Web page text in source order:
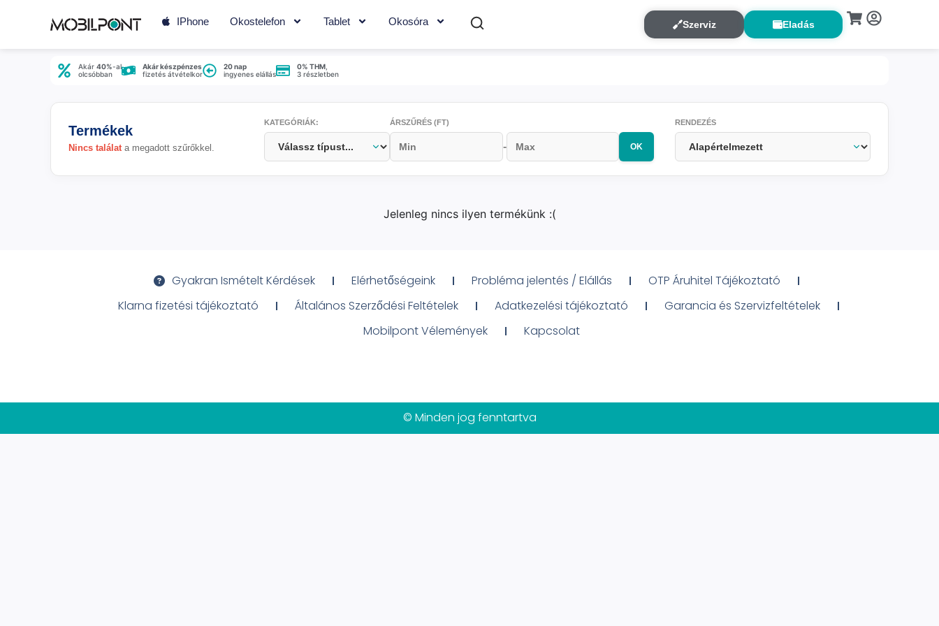
IPhone Okostelefon Tablet Okosóra Szerviz Eladás
Akár 40%-al
olcsóbban
Akár készpénzes
fizetés átvételkor
20 nap
ingyenes elállás
0% THM
3 részletben
Termékek
Nincs találata megadott szűrőkkel.
KATEGÓRIÁK: ÁRSZŰRÉS (FT)
- OK
RENDEZÉS
Jelenleg nincs ilyen termékünk :(
Gyakran Ismételt Kérdések Elérhetőségeink Probléma jelentés / Elállás
OTP Áruhitel Tájékoztató
Klarna fizetési tájékoztató
Általános Szerződési Feltételek Adatkezelési tájékoztató
Garancia és Szervizfeltételek
Mobilpont Vélemények
Kapcsolat
© Minden jog fenntartva